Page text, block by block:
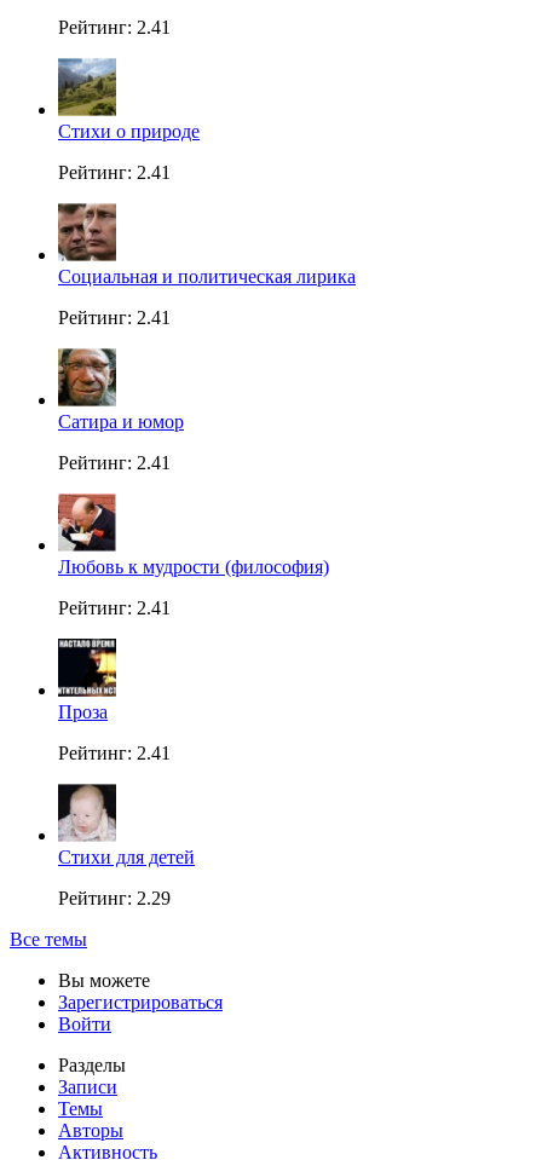
Рейтинг: 2.41
Стихи о природе
Рейтинг: 2.41
Социальная и политическая лирика
Рейтинг: 2.41
Сатира и юмор
Рейтинг: 2.41
Любовь к мудрости (философия)
Рейтинг: 2.41
Проза
Рейтинг: 2.41
Стихи для детей
Рейтинг: 2.29
Все темы
Вы можете
Зарегистрироваться
Войти
Разделы
Записи
Темы
Авторы
Активность